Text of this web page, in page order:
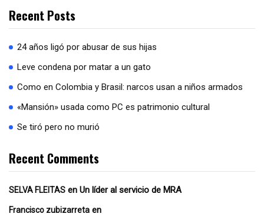
Recent Posts
24 años ligó por abusar de sus hijas
Leve condena por matar a un gato
Como en Colombia y Brasil: narcos usan a niños armados
«Mansión» usada como PC es patrimonio cultural
Se tiró pero no murió
Recent Comments
SELVA FLEITAS en Un líder al servicio de MRA
Francisco zubizarreta en